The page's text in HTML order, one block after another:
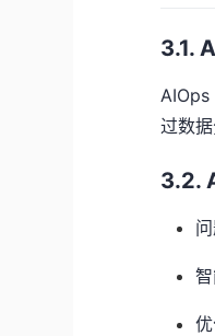
3.1.
AIOps
过数
3.2.